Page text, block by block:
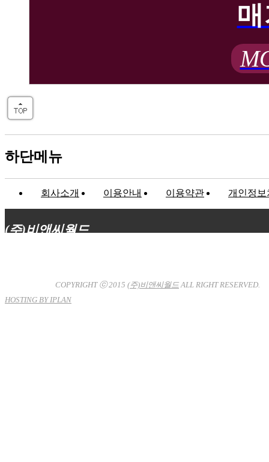
하단메뉴
회사소개 이용안내 이용약관 개인정보
(주)비앤씨월드
COPYRIGHT ⓒ 2015 (주)비앤씨월드ALL RIGHT RESERVED.
HOSTING BY IPLAN